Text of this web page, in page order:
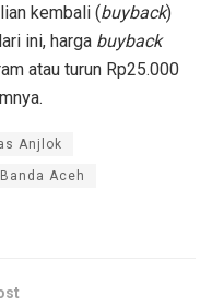
kembali (buyback)
ini, harga buyback
atau turun Rp25.000
Anjlok
Aceh